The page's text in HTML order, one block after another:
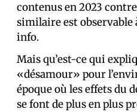
contenus en 2023
similaire est observable
info.
Mais qu’est-ce qui
«désamour» pour
époque où les effets du
se font de plus en plus